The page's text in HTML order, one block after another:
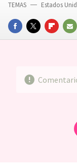
FACEBOOKTWITTERFLIPBOARD
E-
TEMAS Estados